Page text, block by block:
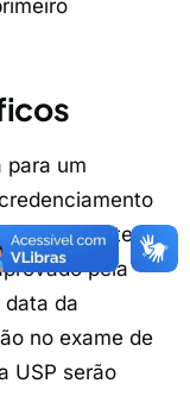
para um
feito antes
pela
data da
no exame de
USP serão